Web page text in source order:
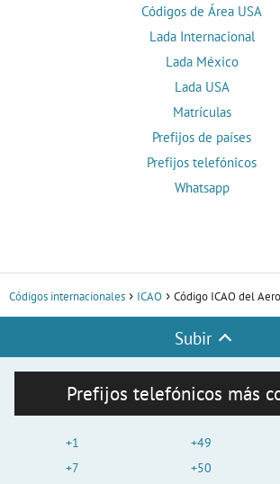
Códigos de Área USA
Lada Internacional
Lada México
Lada USA
Matrículas
Prefijos de países
Prefijos telefónicos
Whatsapp
Códigos internacionales ICAO Código ICAO del
Subir
Prefijos telefónicos más
+1
+7
+49
+50